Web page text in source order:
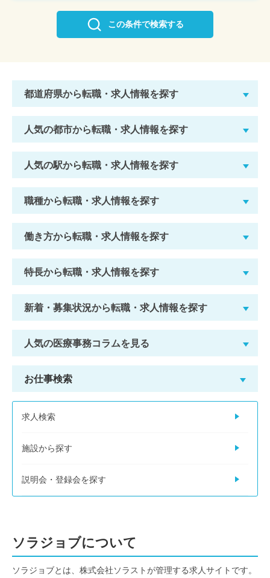
この条件で検索する
都道府県から転職・求人情報を探す
人気の都市から転職・求人情報を探す
人気の駅から転職・求人情報を探す
職種から転職・求人情報を探す
働き方から転職・求人情報を探す
特長から転職・求人情報を探す
新着・募集状況から転職・求人情報を探す
人気の医療事務コラムを見る
お仕事検索
求人検索
施設から探す
説明会・登録会を探す
ソラジョブについて
ソラジョブとは、株式会社ソラストが管理する求人サイトです。